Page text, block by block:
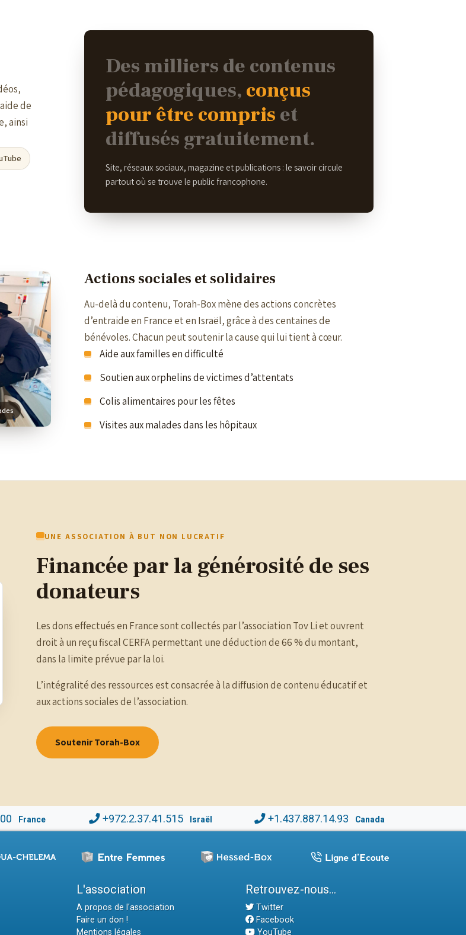
de
ainsi
Des milliers de contenus
pédagogiques, conçus
pour être compris et
diffusés gratuitement.
Site, réseaux sociaux, magazine et publications : le savoir circule
partout où se trouve le public francophone.
Actions sociales et solidaires
Au-delà du contenu, Torah-Box mène des actions concrètes
d’entraide en France et en Israël, grâce à des centaines de
bénévoles. Chacun peut soutenir la cause qui lui tient à cœur.
Aide aux familles en difficulté
Soutien aux orphelins de victimes d’attentats
Colis alimentaires pour les fêtes
Visites aux malades dans les hôpitaux
UNE ASSOCIATION À BUT NON LUCRATIF
Financée par la générosité de ses
donateurs
Les dons effectués en France sont collectés par l’association Tov Li et ouvrent
droit à un reçu fiscal CERFA permettant une déduction de 66 % du montant,
dans la limite prévue par la loi.
L’intégralité des ressources est consacrée à la diffusion de contenu éducatif et
aux actions sociales de l’association.
Soutenir Torah-Box
France +972.2.37.41.515 Israël +1.437.887.14.93 Canada
L'association
A propos de l'association
Faire un don !
Mentions légales
Retrouvez-nous...
Twitter
Facebook
YouTube